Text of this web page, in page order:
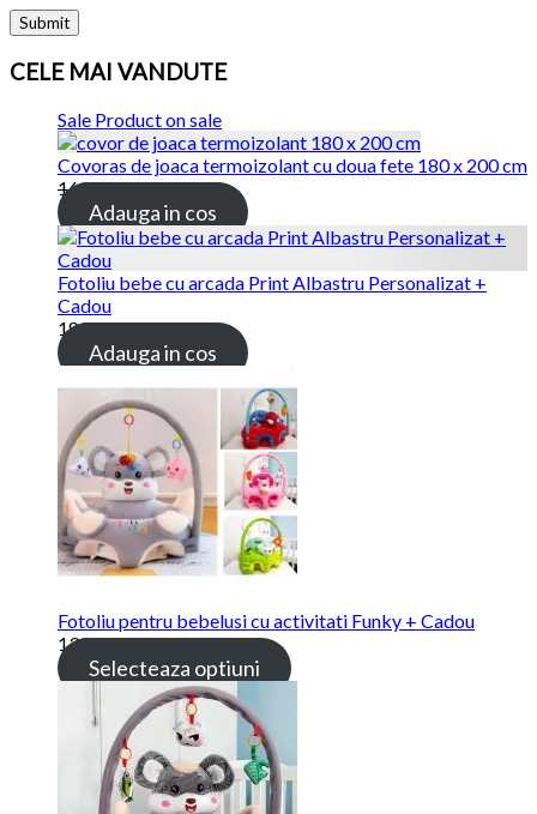
CELE MAI VANDUTE
Sale Product on sale
Covoras de joaca termoizolant cu doua fete 180 x 200 cm
169.00 lei115.00 lei
Adauga in cos
Fotoliu bebe cu arcada Print Albastru Personalizat +
Cadou
189.00 lei
Adauga in cos
Fotoliu pentru bebelusi cu activitati Funky + Cadou
139.00 lei
Selecteaza optiuni